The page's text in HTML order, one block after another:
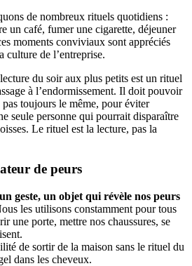
de nombreux rituels quotidiens :
un café, fumer une cigarette, déjeuner
moments conviviaux sont appréciés
culture de l’entreprise.
du soir aux plus petits est un rituel
à l’endormissement. Il doit pouvoir
toujours le même, pour éviter
seule personne qui pourrait disparaître
Le rituel est la lecture, pas la
de peurs
geste, un objet qui révèle nos peurs
les utilisons constamment pour tous
une porte, mettre nos chaussures, se
de sortir de la maison sans le rituel du
dans les cheveux.